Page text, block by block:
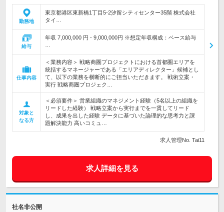
勤務地
東京都港区東新橋1丁目5-2汐留シティセンター35階 株式会社
タイ…
給与
年収 7,000,000 円 - 9,000,000円 ※想定年収構成：ベース給与
仕事内容
＜業務内容＞ 戦略商圏プロジェクトにおける首都圏エリアを
統括するマネージャーである「エリアディレクター」候補とし
て、以下の業務を横断的にご担当いただきます。 戦術立案・
実行 戦略商圏プロジェク…
対象と
なる方
＜必須要件＞ 営業組織のマネジメント経験（5名以上の組織を
リードした経験） 戦略立案から実行までを一貫してリード
し、成果を出した経験 データに基づいた論理的な思考力と課
題解決能力 高いコミュ…
求人管理No. Tai11
求人詳細を見る
社名非公開